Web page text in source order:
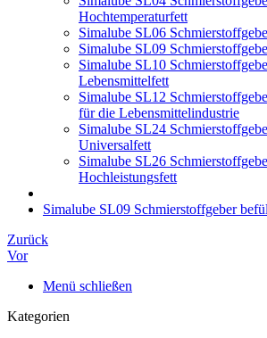
Hochtemperaturfett
Simalube SL06
Simalube SL09
Simalube SL10
Lebensmittelfett
Simalube SL12
für die Lebensmittelindustrie
Simalube SL24
Universalfett
Simalube SL26
Hochleistungsfett
Simalube SL09 Schmierstoffgeber
Zurück
Vor
Menü schließen
Kategorien